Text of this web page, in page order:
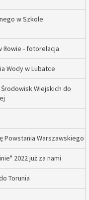
w Szkole
Iłowie - fotorelacja
Wody w Lubatce
Wiejskich do
Powstania Warszawskiego
2022 już za nami
Torunia